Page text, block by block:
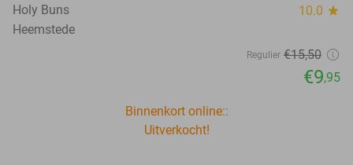
Holy Buns 10.0 star
Heemstede
Regulier €15,50
€9,95
Binnenkort online::
Uitverkocht!